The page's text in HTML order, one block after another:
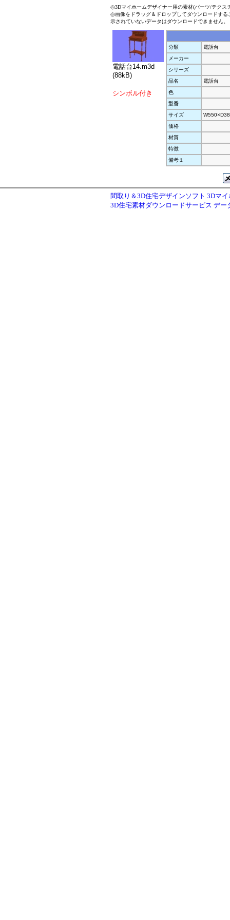
◎3Dマイホームデザイナー用の素材(パーツ/テクス
◎画像をドラッグ＆ドロップしてダウンロードす
示されていないデータはダウンロードできません。
電話台14.m3d
(88kB)
シンボル付き
分類
電話台
メーカー
シリーズ
品名
電話台
色
型番
サイズ
価格
材質
特徴
備考１
間取り＆3D住宅デザインソフト 3Dマ
3D住宅素材ダウンロードサービス デー